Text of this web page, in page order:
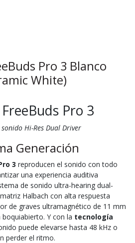
Pro 3 Blanco
White)
Pro 3
Hi-Res Dual Driver
Generación
3 reproducen el sonido con todo
una experiencia auditiva
de sonido ultra-hearing dual-
Halbach con alta respuesta
de graves ultramagnético de 11 mm
Y con la tecnología
puede elevarse hasta 48 kHz o
perder el ritmo.